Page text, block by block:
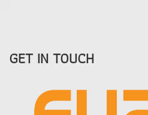
GET IN TOUCH